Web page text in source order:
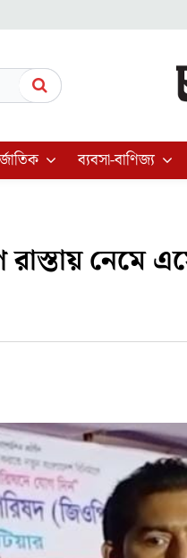
ব্যবসা-বাণিজ্য
নেমে